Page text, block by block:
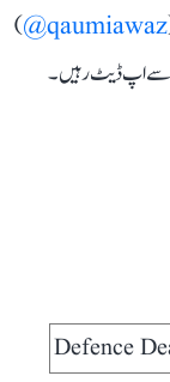
qaumiawaz@
)
سے اپ ڈیٹ رہیں۔
Defence